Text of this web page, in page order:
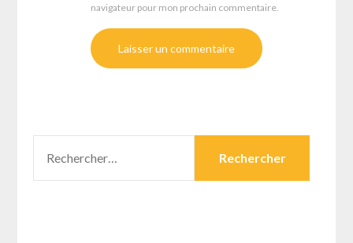
navigateur pour mon prochain commentaire.